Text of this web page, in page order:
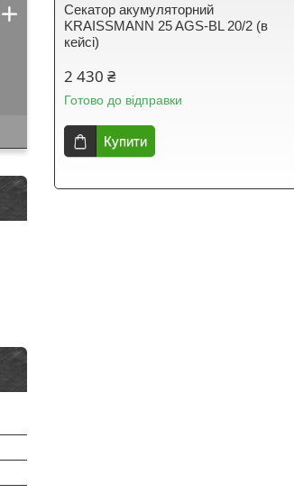
Секатор акумуляторний
KRAISSMANN 25 AGS-BL 20/2 (в
кейсі)
2 430 ₴
Готово до відправки
Купити